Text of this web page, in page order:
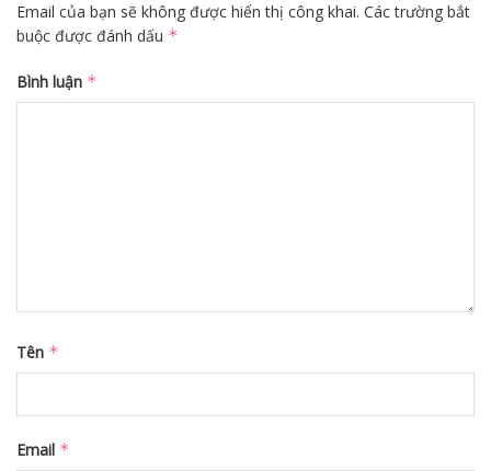
Email của bạn sẽ không được hiển thị công khai. Các trường bắt
buộc được đánh dấu *
Bình luận *
Tên *
Email *